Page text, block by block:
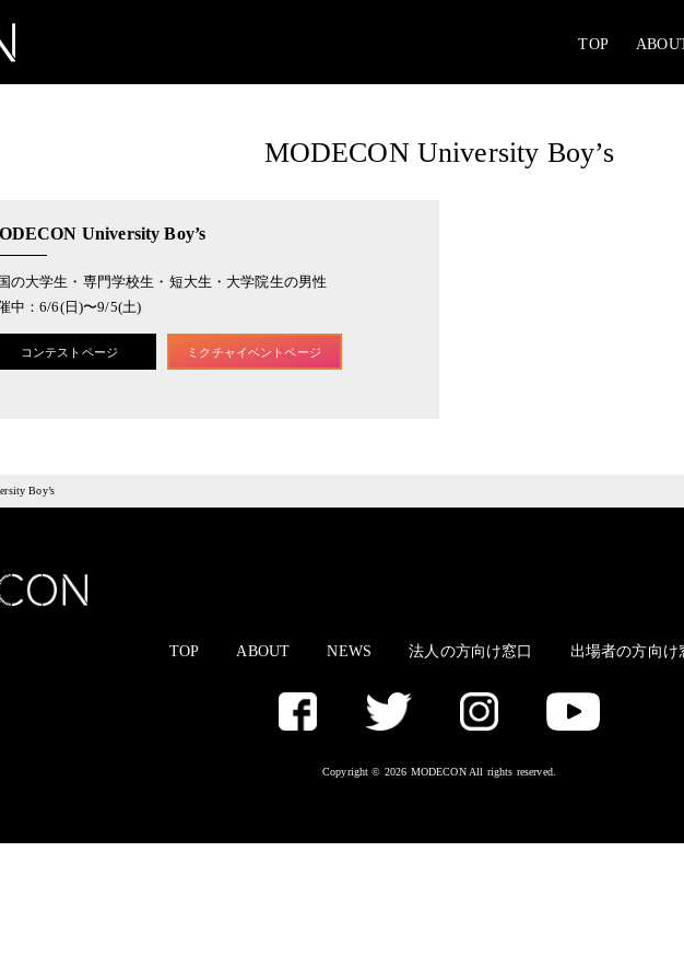
TOP
MODECON University Boy’s
University Boy’s
の大学生・専門学校生・短大生・大学院生の男性
中：6/6(日)〜9/5(土)
コンテストページ ミクチャイベントページ
Boy’s
TOP ABOUT NEWS 法人の方向け窓口 出場者の方向け
Copyright © 2026 MODECON All rights reserved.